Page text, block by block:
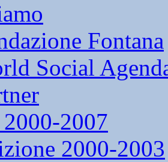
Fontana
Social
2007
2000-2003